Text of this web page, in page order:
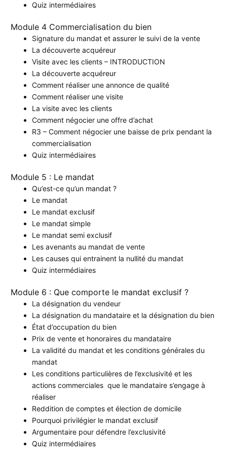
Quiz intermédiaires
Module 4 Commercialisation du bien
Signature du mandat et assurer le suivi de la vente
La découverte acquéreur
Visite avec les clients – INTRODUCTION
La découverte acquéreur
Comment réaliser une annonce de qualité
Comment réaliser une visite
La visite avec les clients
Comment négocier une offre d’achat
R3 – Comment négocier une baisse de prix pendant la
commercialisation
Quiz intermédiaires
Module 5 : Le mandat
Qu’est-ce qu’un mandat ?
Le mandat
Le mandat exclusif
Le mandat simple
Le mandat semi exclusif
Les avenants au mandat de vente
Les causes qui entrainent la nullité du mandat
Quiz intermédiaires
Module 6 : Que comporte le mandat exclusif ?
La désignation du vendeur
La désignation du mandataire et la désignation du bien
État d’occupation du bien
Prix de vente et honoraires du mandataire
La validité du mandat et les conditions générales du
mandat
Les conditions particulières de l’exclusivité et les
actions commerciales que le mandataire s’engage à
réaliser
Reddition de comptes et élection de domicile
Pourquoi privilégier le mandat exclusif
Argumentaire pour défendre l’exclusivité
Quiz intermédiaires